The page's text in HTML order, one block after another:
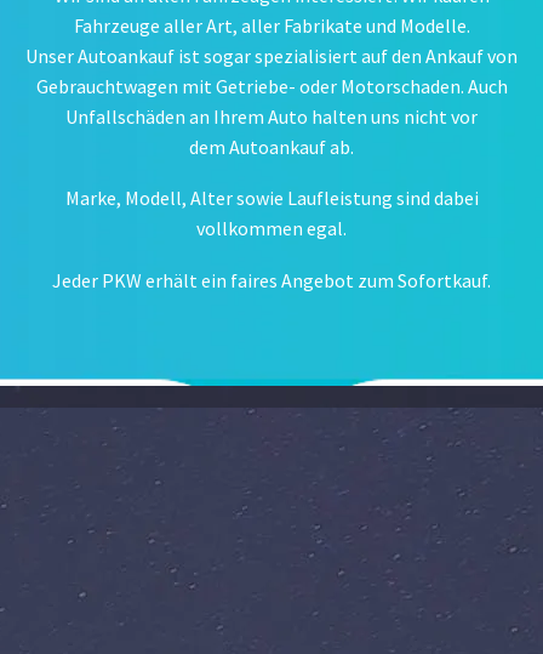
Fahrzeuge aller Art, aller Fabrikate und Modelle.
Unser Autoankauf ist sogar spezialisiert auf den Ankauf von
Gebrauchtwagen mit Getriebe- oder Motorschaden. Auch
Unfallschäden an Ihrem Auto halten uns nicht vor
dem Autoankauf ab.
Marke, Modell, Alter sowie Laufleistung sind dabei
vollkommen egal.
Jeder PKW erhält ein faires Angebot zum Sofortkauf.